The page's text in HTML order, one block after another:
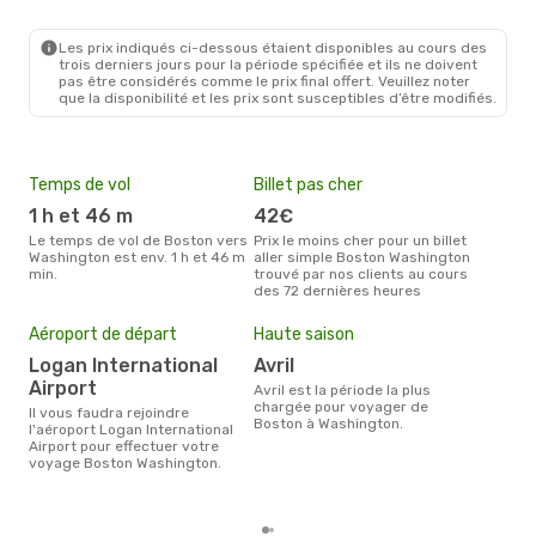
Les prix indiqués ci-dessous étaient disponibles au cours des
trois derniers jours pour la période spécifiée et ils ne doivent
pas être considérés comme le prix final offert. Veuillez noter
que la disponibilité et les prix sont susceptibles d’être modifiés.
Temps de vol
1 h et 46 m
Le temps de vol de Boston vers
Washington est env. 1 h et 46 m
min.
Billet pas cher
42€
Prix le moins cher pour un billet
aller simple Boston Washington
trouvé par nos clients au cours
des 72 dernières heures
Aéroport de départ
Logan International
Airport
Il vous faudra rejoindre
l'aéroport Logan International
Airport pour effectuer votre
voyage Boston Washington.
Haute saison
avril
avril est la période la plus
chargée pour voyager de
Boston à Washington.